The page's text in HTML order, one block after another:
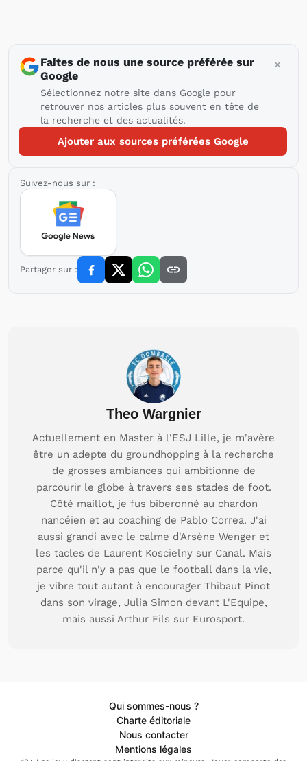
Faites de nous une source préférée sur
Google
Sélectionnez notre site dans Google pour
retrouver nos articles plus souvent en tête de
la recherche et des actualités.
Ajouter aux sources préférées Google
Suivez-nous sur :
Partager sur :
Theo Wargnier
Actuellement en Master à l'ESJ Lille, je m'avère
être un adepte du groundhopping à la recherche
de grosses ambiances qui ambitionne de
parcourir le globe à travers ses stades de foot.
Côté maillot, je fus biberonné au chardon
nancéien et au coaching de Pablo Correa. J'ai
aussi grandi avec le calme d'Arsène Wenger et
les tacles de Laurent Koscielny sur Canal. Mais
parce qu'il n'y a pas que le football dans la vie,
je vibre tout autant à encourager Thibaut Pinot
dans son virage, Julia Simon devant L'Equipe,
mais aussi Arthur Fils sur Eurosport.
Qui sommes-nous ?
Charte éditoriale
Nous contacter
Mentions légales